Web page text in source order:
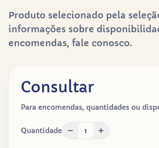
Produto selecionado pela
informações sobre
encomendas, fale conosco.
Consultar
Para encomendas, quantidades ou
Quantidade 1